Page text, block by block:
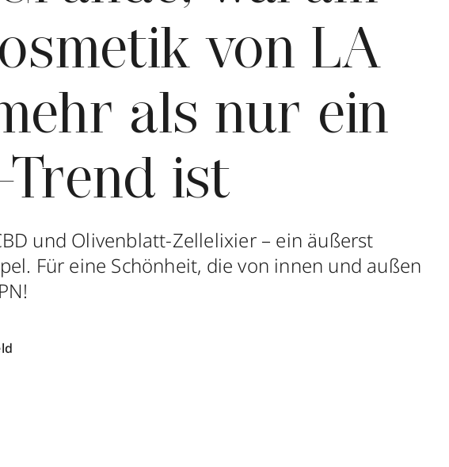
von LA
als nur ein
Trend ist
und Olivenblatt-Zellelixier – ein äußerst
Für eine Schönheit, die von innen und außen